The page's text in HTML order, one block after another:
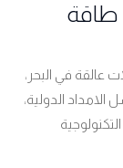
طاقة
عالقة في البحر،
الدولية،